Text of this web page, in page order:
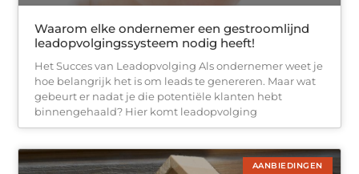
Waarom elke ondernemer een gestroomlijnd
leadopvolgingssysteem nodig heeft!
Het Succes van Leadopvolging Als ondernemer weet je
hoe belangrijk het is om leads te genereren. Maar wat
gebeurt er nadat je die potentiële klanten hebt
binnengehaald? Hier komt leadopvolging
AANBIEDINGEN